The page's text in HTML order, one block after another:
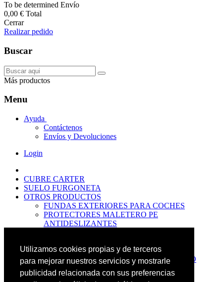
Utilizamos cookies propias y de terceros
para mejorar nuestros servicios y mostrarle
publicidad relacionada con sus preferencias
To be determined Envío
0,00 € Total
Cerrar
Realizar pedido
Buscar
Más productos
Menu
Ayuda
Contáctenos
Envíos y Devoluciones
Login
CUBRE CARTER
SUELO FURGONETA
OTROS PRODUCTOS
FUNDAS EXTERIORES PARA COCHES
PROTECTORES MALETERO PE
ANTIDESLIZANTES
PROTECTORES MALETERO PE
PROTECTORES DE MALETERO CAUCHO
BASIC
ALFOMBRILLAS GOMA PREMIUM